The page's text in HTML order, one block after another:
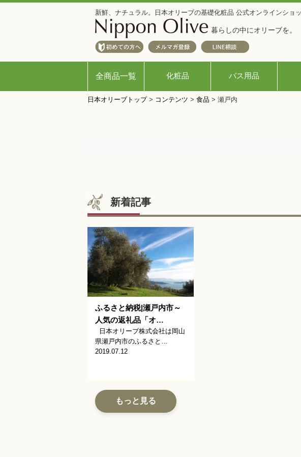
新鮮、ナチュラル。日本オリーブの基礎化粧品 公式オンラインショ
暮らしの中にオリーブを。
全商品一覧 化粧品 バス用品
日本オリーブトップ> コンテンツ > 食品 > 瀬戸内
新着記事
ふるさと納税|瀬戸内市～
人気の返礼品「オ…
日本オリーブ株式会社は岡山
県瀬戸内市のふるさと…
2019.07.12
もっと見る